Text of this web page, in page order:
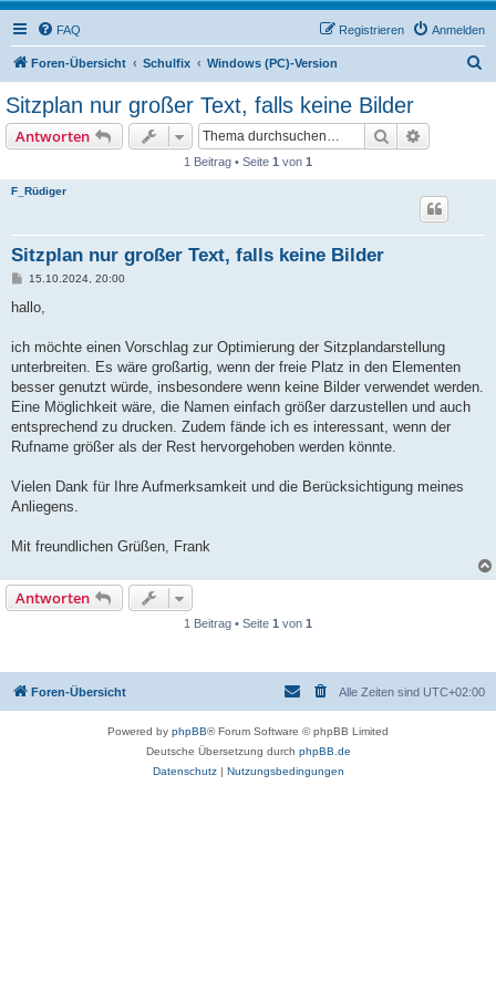
FAQ Anmelden
Registrieren
Foren-Übersicht Schulfix Windows (PC)-Version
Sitzplan nur großer Text, falls keine Bilder
Antworten Suche
1 Beitrag • Seite 1 von 1
F_Rüdiger
Sitzplan nur großer Text, falls keine Bilder
B
i
a
15.10.2024, 20:00
hallo,
ich möchte einen Vorschlag zur Optimierung der Sitzplandarstellung
unterbreiten. Es wäre großartig, wenn der freie Platz in den Elementen
besser genutzt würde, insbesondere wenn keine Bilder verwendet werden.
Eine Möglichkeit wäre, die Namen einfach größer darzustellen und auch
entsprechend zu drucken. Zudem fände ich es interessant, wenn der
Rufname größer als der Rest hervorgehoben werden könnte.
Vielen Dank für Ihre Aufmerksamkeit und die Berücksichtigung meines
Anliegens.
Mit freundlichen Grüßen, Frank
Antworten
1 Beitrag • Seite 1 von 1
Foren-Übersicht Alle Zeiten sind UTC+02:00
Powered by phpBB® Forum Software © phpBB Limited
Deutsche Übersetzung durch phpBB.de
Datenschutz| Nutzungsbedingungen